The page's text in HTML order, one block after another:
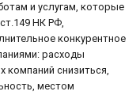
и услугам, которые
НК РФ,
конкурентное
расходы
компаний снизиться,
местом